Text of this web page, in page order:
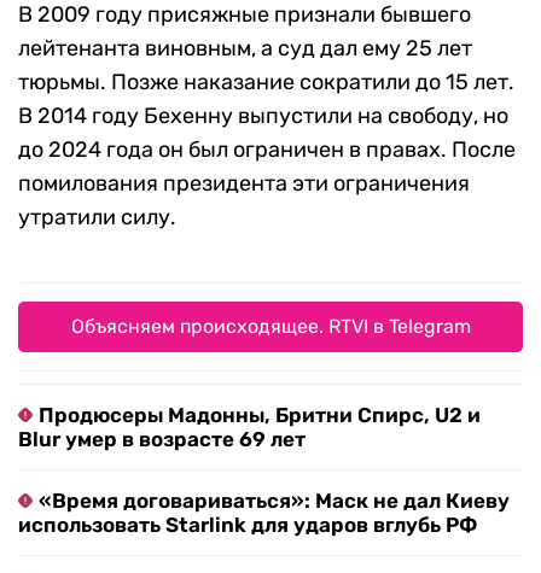
В 2009 году присяжные признали бывшего
лейтенанта виновным, а суд дал ему 25 лет
тюрьмы. Позже наказание сократили до 15 лет.
В 2014 году Бехенну выпустили на свободу, но
до 2024 года он был ограничен в правах. После
помилования президента эти ограничения
утратили силу.
Объясняем происходящее. RTVI в Telegram
Продюсеры Мадонны, Бритни Спирс, U2 и
Blur умер в возрасте 69 лет
«Время договариваться»: Маск не дал Киеву
использовать Starlink для ударов вглубь РФ